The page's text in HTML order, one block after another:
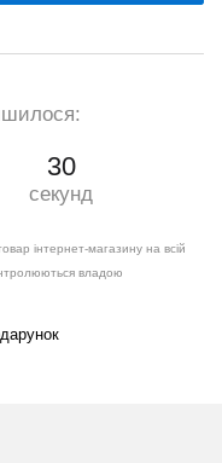
29
секунд
інтернет-магазину на всій
владою